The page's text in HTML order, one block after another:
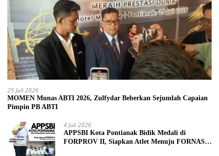
25 Juli 2026
MOMEN Munas ABTI 2026, Zulfydar Beberkan Sejumlah Capaian
Pimpin PB ABTI
4 Juli 2026
APPSBI Kota Pontianak Bidik Medali di
FORPROV II, Siapkan Atlet Menuju FORNAS